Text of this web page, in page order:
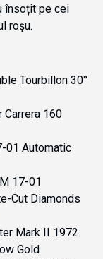
însoțit pe cei
roșu.
Tourbillon 30°
Carrera 160
01 Automatic
17-01
Cut Diamonds
Mark II 1972
Gold